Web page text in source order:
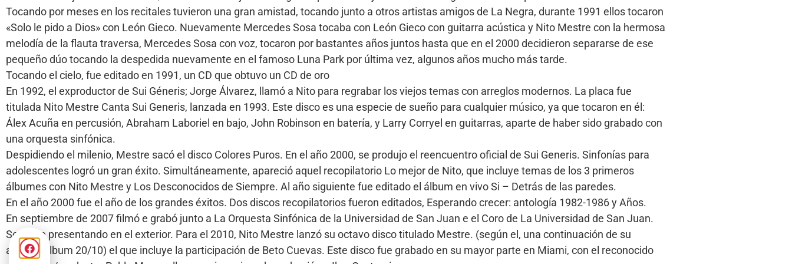
Tocando por meses en los recitales tuvieron una gran amistad, tocando junto a otros artistas amigos de La Negra, durante 1991 ellos tocaron
«Solo le pido a Dios» con León Gieco. Nuevamente Mercedes Sosa tocaba con León Gieco con guitarra acústica y Nito Mestre con la hermosa
melodía de la flauta traversa, Mercedes Sosa con voz, tocaron por bastantes años juntos hasta que en el 2000 decidieron separarse de ese
pequeño dúo tocando la despedida nuevamente en el famoso Luna Park por última vez, algunos años mucho más tarde.
Tocando el cielo, fue editado en 1991, un CD que obtuvo un CD de oro
En 1992, el exproductor de Sui Géneris; Jorge Álvarez, llamó a Nito para regrabar los viejos temas con arreglos modernos. La placa fue
titulada Nito Mestre Canta Sui Generis, lanzada en 1993. Este disco es una especie de sueño para cualquier músico, ya que tocaron en él:
Álex Acuña en percusión, Abraham Laboriel en bajo, John Robinson en batería, y Larry Corryel en guitarras, aparte de haber sido grabado con
una orquesta sinfónica.
Despidiendo el milenio, Mestre sacó el disco Colores Puros. En el año 2000, se produjo el reencuentro oficial de Sui Generis. Sinfonías para
adolescentes logró un gran éxito. Simultáneamente, apareció aquel recopilatorio Lo mejor de Nito, que incluye temas de los 3 primeros
álbumes con Nito Mestre y Los Desconocidos de Siempre. Al año siguiente fue editado el álbum en vivo Si – Detrás de las paredes.
En el año 2000 fue el año de los grandes éxitos. Dos discos recopilatorios fueron editados, Esperando crecer: antología 1982-1986 y Años.
En septiembre de 2007 filmó e grabó junto a La Orquesta Sinfónica de la Universidad de San Juan e el Coro de La Universidad de San Juan.
Se sigue presentando en el exterior. Para el 2010, Nito Mestre lanzó su octavo disco titulado Mestre. (según el, una continuación de su
antiguo álbum 20/10) el que incluye la participación de Beto Cuevas. Este disco fue grabado en su mayor parte en Miami, con el reconocido